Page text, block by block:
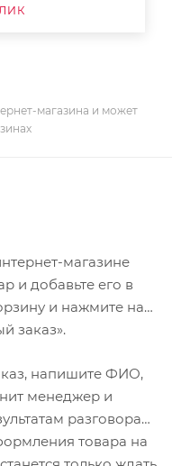
магазина и может
магазине
и добавьте его в
и нажмите на
заказ».
напишите ФИО,
менеджер и
разговора
товара на